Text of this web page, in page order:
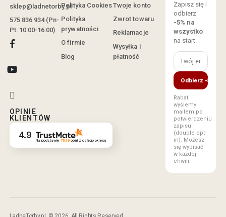
sklep@ladnetorby.pl
575 836 934 (Pn-
Pt: 10:00-16:00)
OPINIE
KLIENTÓW
4.9 Na podstawie 7839opinii z całego okresu
Polityka Cookies
Polityka
prywatności
O firmie
Blog
Twoje konto
Zwrot towaru
Reklamacje
Wysyłka i
płatność
Zapisz się i
odbierz
-5% na
wszystko
na start.
Odbierz -5%
Rabat
wyślemy
mailem po
potwierdzeniu
zapisu
(double opt-
in). Możesz
się wypisać
w każdej
chwili.